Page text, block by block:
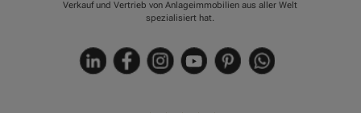
Verkauf und Vertrieb von Anlageimmobilien aus aller Welt
spezialisiert hat.